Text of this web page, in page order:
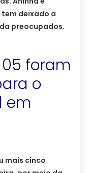
deixado a
preocupados.
foram
o
em
mais cinco